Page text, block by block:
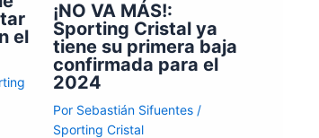
el
¡NO VA MÁS!:
Sporting Cristal ya
tiene su primera baja
confirmada para el
2024
Por Sebastián Sifuentes /
Sporting Cristal